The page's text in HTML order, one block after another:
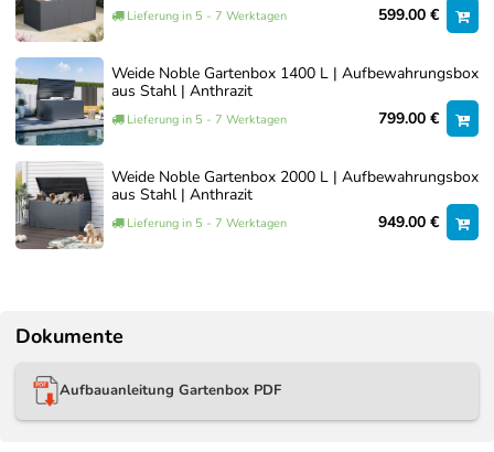
Lieferung in 5 - 7 Werktagen 599.00 €
Weide Noble Gartenbox 1400 L | Aufbewahrungsbox
aus Stahl | Anthrazit
Lieferung in 5 - 7 Werktagen 799.00 €
Weide Noble Gartenbox 2000 L | Aufbewahrungsbox
aus Stahl | Anthrazit
Lieferung in 5 - 7 Werktagen 949.00 €
Dokumente
Aufbauanleitung Gartenbox PDF